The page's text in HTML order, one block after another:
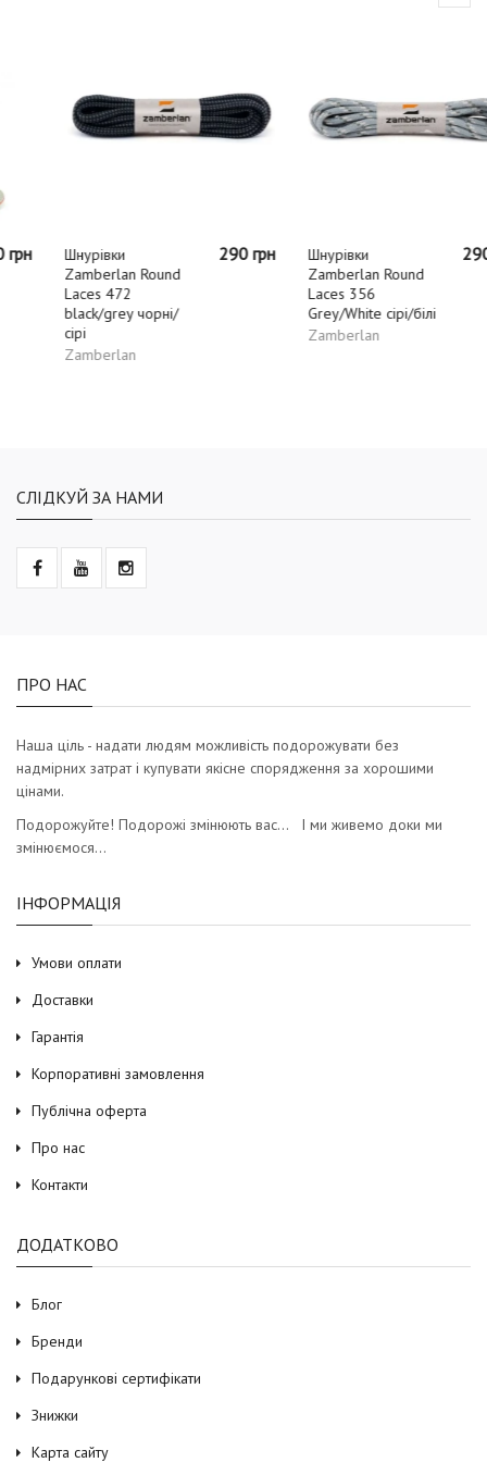
Шнурівки
Zamberlan Round
Laces 472
black/grey чорні/
Zamberlan
290 грн
Шнурівки
Zamberlan Round
Laces 356
Grey/White сірі/білі
Zamberlan
290 грн
СЛІДКУЙ ЗА НАМИ
ПРО НАС
Наша ціль - надати людям можливість подорожувати без
надмірних затрат і купувати якісне спорядження за хорошими
цінами.
Подорожуйте! Подорожі змінюють вас… І ми живемо доки ми
змінюємося…
ІНФОРМАЦІЯ
Умови оплати
Доставки
Гарантія
Корпоративні замовлення
Публічна оферта
Про нас
Контакти
ДОДАТКОВО
Блог
Бренди
Подарункові сертифікати
Знижки
Карта сайту